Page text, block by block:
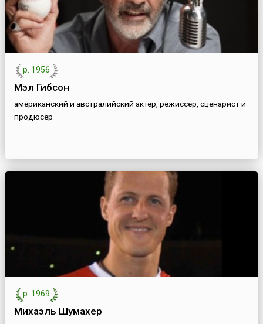
р. 1956
Мэл Гибсон
американский и австралийский актер, режиссер, сценарист и
продюсер
р. 1969
Михаэль Шумахер